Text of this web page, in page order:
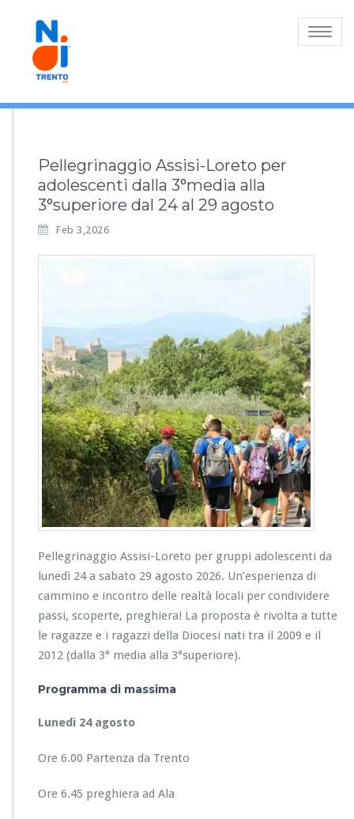
Toggle
Pellegrinaggio Assisi-Loreto per
adolescenti dalla 3°media alla
3°superiore dal 24 al 29 agosto
Feb 3,2026
Pellegrinaggio Assisi-Loreto per gruppi adolescenti da
lunedì 24 a sabato 29 agosto 2026. Un’esperienza di
cammino e incontro delle realtà locali per condividere
passi, scoperte, preghiera! La proposta è rivolta a tutte
le ragazze e i ragazzi della Diocesi nati tra il 2009 e il
2012 (dalla 3° media alla 3°superiore).
Programma di massima
Lunedì 24 agosto
Ore 6.00 Partenza da Trento
Ore 6.45 preghiera ad Ala